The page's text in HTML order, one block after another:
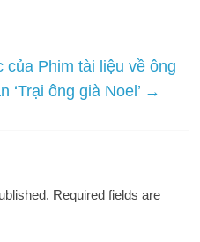
Phim tài liệu về ông
‘Trại ông già Noel’ →
Required fields are